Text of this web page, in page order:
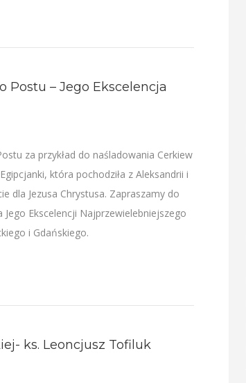
Postu – Jego Ekscelencja
za przykład do naśladowania Cerkiew
która pochodziła z Aleksandrii i
dla Jezusa Chrystusa. Zapraszamy do
Jego Ekscelencji Najprzewielebniejszego
i Gdańskiego.
ks. Leoncjusz Tofiluk